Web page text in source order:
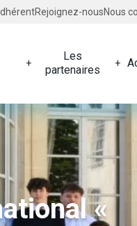
Rejoignez-nousNous
Les
partenaires
«